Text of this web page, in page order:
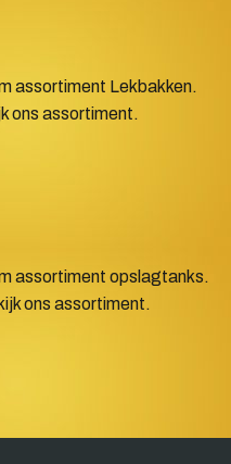
assortiment Lekbakken.
ons assortiment.
assortiment opslagtanks.
ons assortiment.